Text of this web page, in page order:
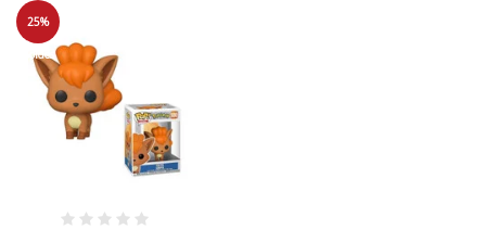
25%
Soldes